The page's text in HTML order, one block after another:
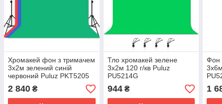
Хромакей фон з тримачем
3x2м зелений синій
червоний Puluz PKT5205
2 840 ₴
Тло хромакей зелене
3x2м 120 г/кв Puluz
PU5214G
944₴
Фон
1